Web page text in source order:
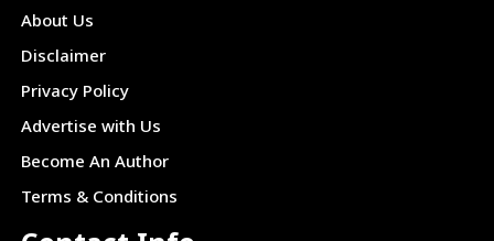
About Us
Disclaimer
Privacy Policy
Advertise with Us
Become An Author
Terms & Conditions